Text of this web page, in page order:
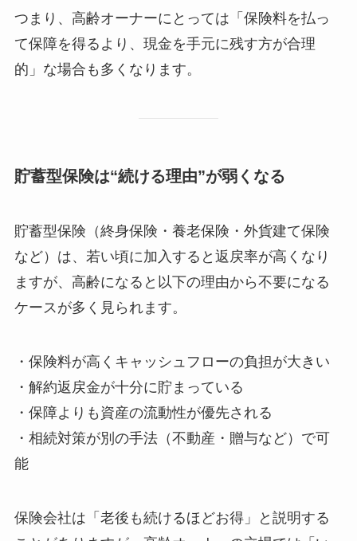
つまり、高齢オーナーにとっては「保険料を払っ
て保障を得るより、現金を手元に残す方が合理
的」な場合も多くなります。
貯蓄型保険は“続ける理由”が弱くなる
貯蓄型保険（終身保険・養老保険・外貨建て保険
など）は、若い頃に加入すると返戻率が高くなり
ますが、高齢になると以下の理由から不要になる
ケースが多く見られます。
・保険料が高くキャッシュフローの負担が大きい
・解約返戻金が十分に貯まっている
・保障よりも資産の流動性が優先される
・相続対策が別の手法（不動産・贈与など）で可
能
保険会社は「老後も続けるほどお得」と説明する